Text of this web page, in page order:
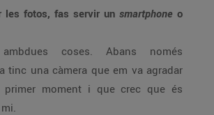
les fotos, fas servir un smartphone o
ambdues coses. Abans només
tinc una càmera que em va agradar
moment i que crec que és